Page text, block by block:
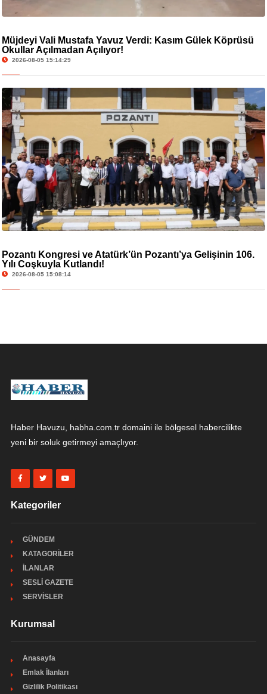
Müjdeyi Vali Mustafa Yavuz Verdi: Kasım Gülek Köprüsü
Okullar Açılmadan Açılıyor!
2026-08-05 15:14:29
Pozantı Kongresi ve Atatürk’ün Pozantı’ya Gelişinin 106.
Yılı Coşkuyla Kutlandı!
2026-08-05 15:08:14
Haber Havuzu, habha.com.tr domaini ile bölgesel habercilikte
yeni bir soluk getirmeyi amaçlıyor.
Kategoriler
GÜNDEM
KATAGORİLER
İLANLAR
SESLİ GAZETE
SERVİSLER
Kurumsal
Anasayfa
Emlak İlanları
Gizlilik Politikası